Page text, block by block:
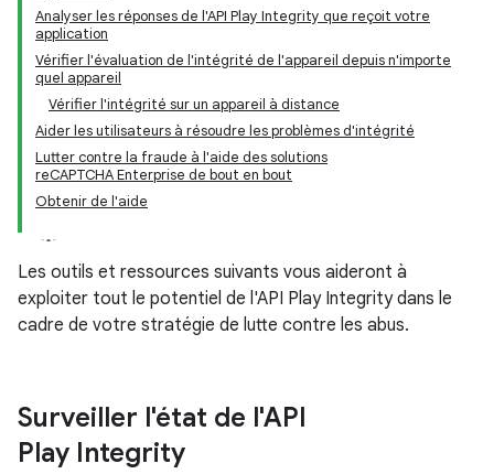
Analyser les réponses de l'API Play Integrity que reçoit votre
application
Vérifier l'évaluation de l'intégrité de l'appareil depuis n'importe
quel appareil
Vérifier l'intégrité sur un appareil à distance
Aider les utilisateurs à résoudre les problèmes d'intégrité
Lutter contre la fraude à l'aide des solutions
reCAPTCHA Enterprise de bout en bout
Obtenir de l'aide
Les outils et ressources suivants vous aideront à
exploiter tout le potentiel de l'API Play Integrity dans le
cadre de votre stratégie de lutte contre les abus.
Surveiller l'état de l'API
Play Integrity